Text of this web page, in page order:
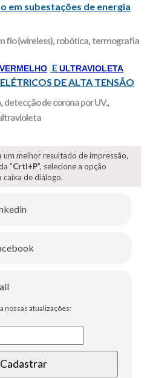
em subestações de energia
fio (wireless), robótica, termografia
EULTRAVIOLETA
DE ALTA TENSÃO
, detecção de corona por UV.,
um melhor resultado de impressão,
"Crtl+P", selecione a opção
caixa de diálogo.
nossas atualizações: